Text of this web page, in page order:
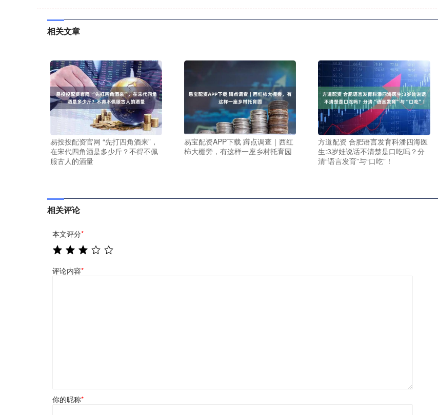
相关文章
易投投配资官网 “先打四角酒来”，
在宋代四角酒是多少斤？不得不佩
服古人的酒量
易宝配资APP下载 蹲点调查｜西红
柿大棚旁，有这样一座乡村托育园
方道配资 合肥语言发育科潘四海医
生:3岁娃说话不清楚是口吃吗？分
清“语言发育”与“口吃”！
相关评论
本文评分*
评论内容*
你的昵称*